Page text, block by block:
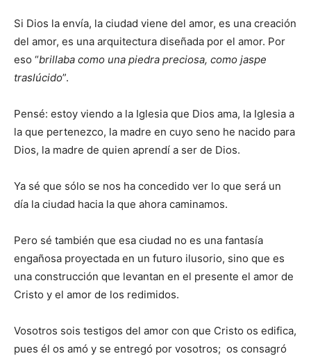
Si Dios la envía, la ciudad viene del amor, es una creación
del amor, es una arquitectura diseñada por el amor. Por
eso “brillaba como una piedra preciosa, como jaspe
traslúcido”.
Pensé: estoy viendo a la Iglesia que Dios ama, la Iglesia a
la que pertenezco, la madre en cuyo seno he nacido para
Dios, la madre de quien aprendí a ser de Dios.
Ya sé que sólo se nos ha concedido ver lo que será un
día la ciudad hacia la que ahora caminamos.
Pero sé también que esa ciudad no es una fantasía
engañosa proyectada en un futuro ilusorio, sino que es
una construcción que levantan en el presente el amor de
Cristo y el amor de los redimidos.
Vosotros sois testigos del amor con que Cristo os edifica,
pues él os amó y se entregó por vosotros; os consagró